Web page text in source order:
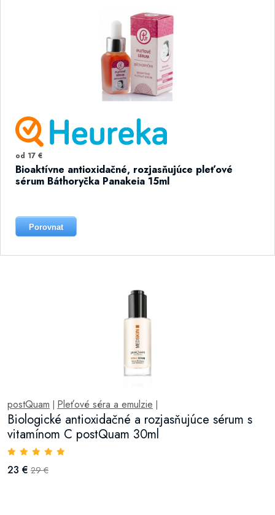
od 17 €
Bioaktívne antioxidačné, rozjasňujúce pleťové
sérum Báthoryčka Panakeia 15ml
Porovnat
postQuam Pleťové séra a emulzie
Biologické antioxidačné a rozjasňujúce sérum s
vitamínom C postQuam 30ml
23 € 29 €